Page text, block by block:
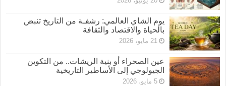
يوم الشاي العالمي: رشفـة من التاريخ تنبض
بالحياة والاقتصاد والثقافة
21 مايو، 2026
عين الصحراء أو بنية الريشات.. من التكوين
الجيولوجي إلى الأساطير التاريخية
5 مايو، 2026